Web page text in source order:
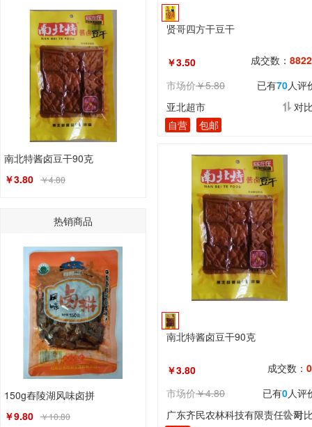
南北特酱卤豆干90克
￥3.80 ￥4.80
热销商品
150g舂陵湖风味卤拼
￥9.80 ￥10.80
贤哥四方干豆干
￥3.50 成交数： 8822
市场价￥5.80 已有70人评
亚北超市
对
自营
包邮
南北特酱卤豆干90克
￥3.80 成交数： 0
市场价￥4.80 已有0人评
广东齐民农林科技有限责任公司
对